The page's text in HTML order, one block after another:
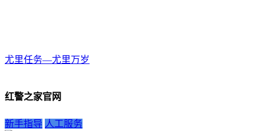
尤里任务—尤里万岁
红警之家官网
新手指导 人工服务